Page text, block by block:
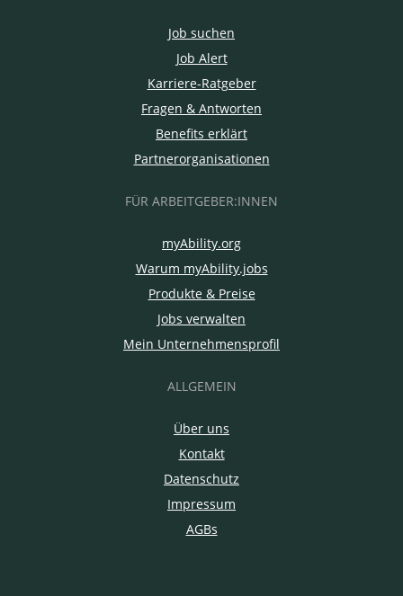
Job suchen
Job Alert
Karriere-Ratgeber
Fragen & Antworten
Benefits erklärt
Partnerorganisationen
FÜR ARBEITGEBER:INNEN
myAbility.org
Warum myAbility.jobs
Produkte & Preise
Jobs verwalten
Mein Unternehmensprofil
ALLGEMEIN
Über uns
Kontakt
Datenschutz
Impressum
AGBs